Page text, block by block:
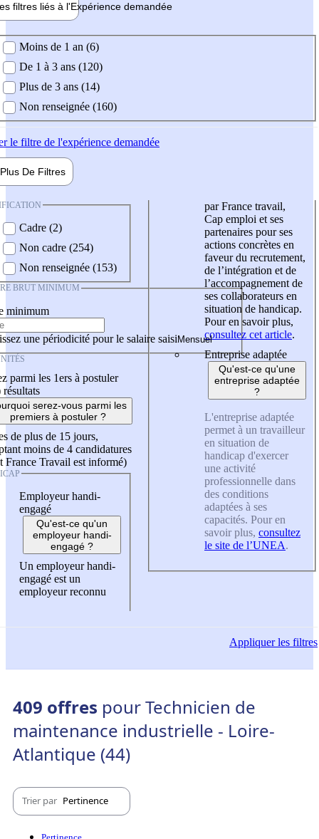
filtres liés à l'Expérience demandée
demandée
Moins de 1 an (6)
De 1 à 3 ans (120)
Plus de 3 ans (14)
Non renseignée (160)
le filtre de l'expérience demandée
Plus De Filtres
Cadre (2)
Non cadre (254)
Non renseignée (153)
BRUT MINIMUM
minimum
une périodicité pour le salaire saisi
parmi les 1ers à postuler
résultats
serez-vous parmi les
premiers à postuler ?
de plus de 15 jours,
moins de 4 candidatures
France Travail est informé)
Employeur handi-
engagé
Qu'est-ce qu'un
employeur handi-
engagé ?
Un employeur handi-
engagé est un
employeur reconnu
par France travail,
Cap emploi et ses
partenaires pour ses
actions concrètes en
faveur du recrutement,
de l’intégration et de
l’accompagnement de
ses collaborateurs en
situation de handicap.
Pour en savoir plus,
consultez cet article.
Entreprise adaptée
Qu'est-ce qu'une
entreprise adaptée
?
L'entreprise adaptée
permet à un travailleur
en situation de
handicap d'exercer
une activité
professionnelle dans
des conditions
adaptées à ses
capacités. Pour en
savoir plus, consultez
le site de l’UNEA.
Appliquerles filtres
409 offres pour Technicien de
maintenance industrielle - Loire-
Atlantique (44)
Trier par Pertinence